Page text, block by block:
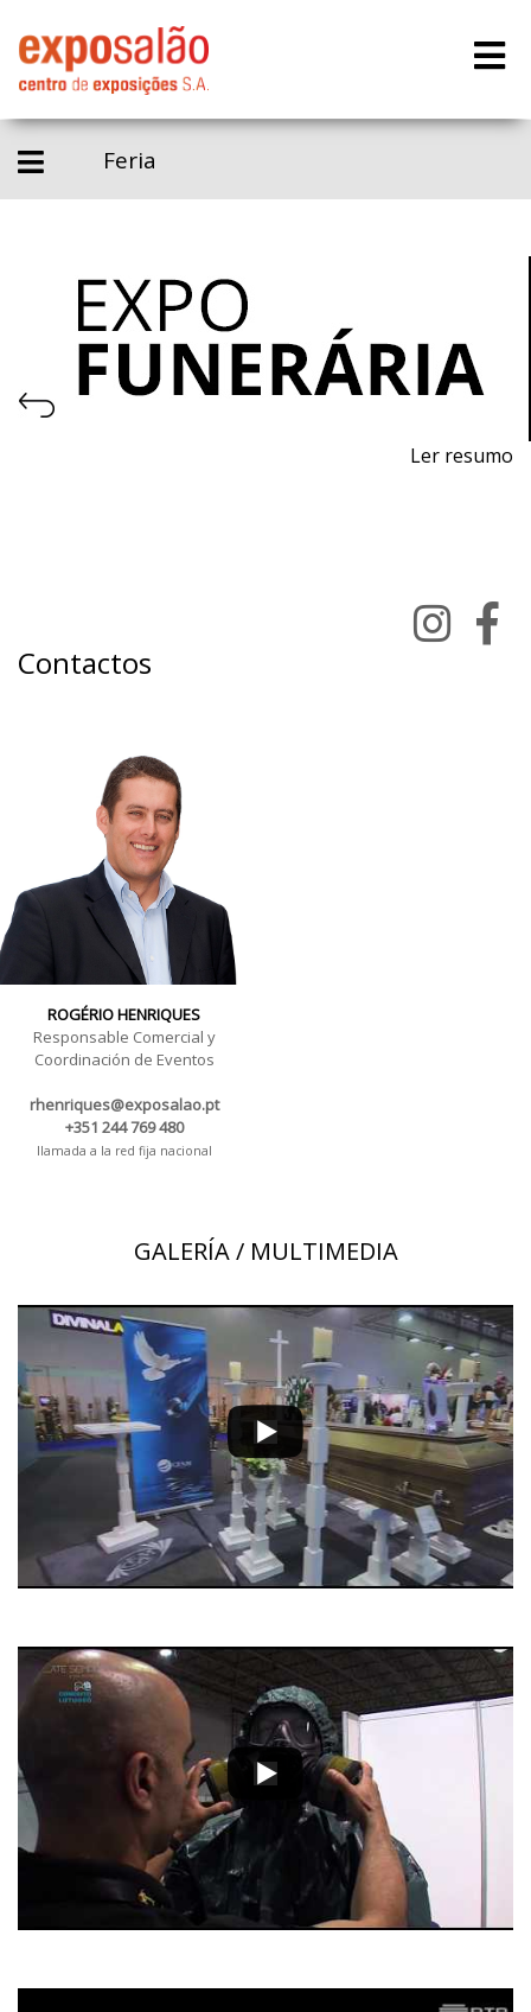
Feria
Ler resumo
Sexta e Sábado das 10h / 20h e Domingo das 10h /18h
Contactos
ROGÉRIO HENRIQUES
Responsable Comercial y
Coordinación de Eventos
rhenriques@exposalao.pt
+351 244 769 480
llamada a la red fija nacional
GALERÍA / MULTIMEDIA